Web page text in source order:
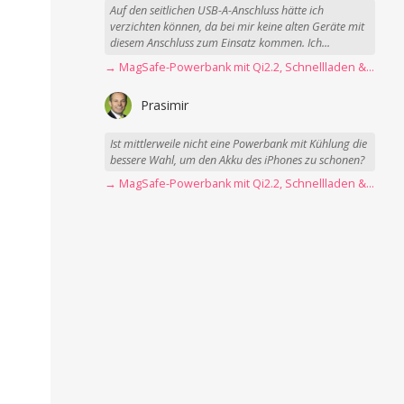
Auf den seitlichen USB-A-Anschluss hätte ich
verzichten können, da bei mir keine alten Geräte mit
diesem Anschluss zum Einsatz kommen. Ich...
→ MagSafe-Powerbank mit Qi2.2, Schnellladen & USB-C-Kabel angeschaut
Prasimir
Ist mittlerweile nicht eine Powerbank mit Kühlung die
bessere Wahl, um den Akku des iPhones zu schonen?
→ MagSafe-Powerbank mit Qi2.2, Schnellladen & USB-C-Kabel angeschaut